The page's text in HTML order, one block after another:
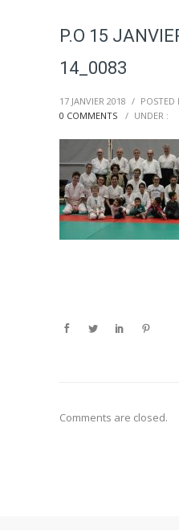
P.O 15
14_0083
17 JANVIER 2018 / POSTED
0 COMMENTS
/ UNDER :
Comments are closed.